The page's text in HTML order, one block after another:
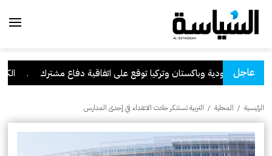
عاجل
السعودية وباكستان وتركيا توقع على اتفاقية دفاع مشترك .
الرئيسية / المحلية / التربية تستنكر حادث الاعتداء في إحدى المدارس‬